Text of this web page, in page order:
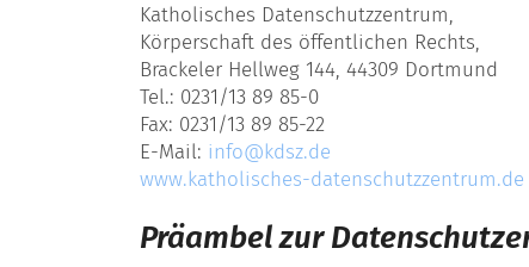
Katholisches Datenschutzzentrum,
Körperschaft des öffentlichen Rechts,
Brackeler Hellweg 144, 44309 Dortmund
Tel.: 0231/13 89 85-0
Fax: 0231/13 89 85-22
E-Mail: info@kdsz.de
www.katholisches-datenschutzzentrum.de
Präambel zur